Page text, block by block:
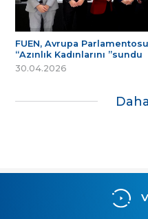
FUEN, Avrupa
“Azınlık Kadınlarını ”sundu
30.04.2026